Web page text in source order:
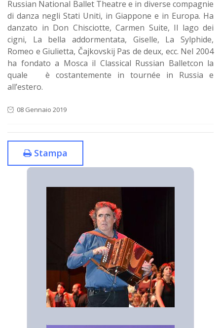
Russian National Ballet Theatre e in diverse compagnie
di danza negli Stati Uniti, in Giappone e in Europa. Ha
danzato in Don Chisciotte, Carmen Suite, Il lago dei
cigni, La bella addormentata, Giselle, La Sylphide,
Romeo e Giulietta, Čajkovskij Pas de deux, ecc. Nel 2004
ha fondato a Mosca il Classical Russian Balletcon la
quale è costantemente in tournée in Russia e
all’estero.
08 Gennaio 2019
Stampa